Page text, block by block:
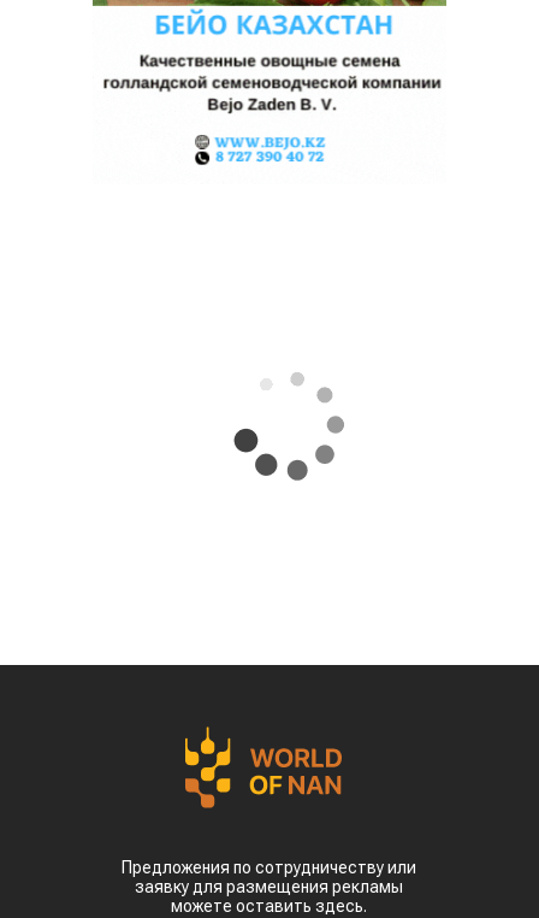
Предложения по сотрудничеству или
заявку для размещения рекламы
можете оставить здесь.